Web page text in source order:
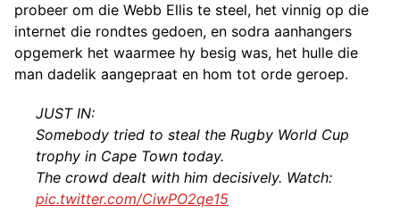
probeer om die Webb Ellis te steel, het vinnig op die
internet die rondtes gedoen, en sodra aanhangers
opgemerk het waarmee hy besig was, het hulle die
man dadelik aangepraat en hom tot orde geroep.
JUST IN:
Somebody tried to steal the Rugby World Cup
trophy in Cape Town today.
The crowd dealt with him decisively. Watch:
pic.twitter.com/CiwPO2qe15